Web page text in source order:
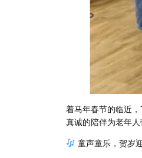
着马年春节的临近
真诚的陪伴为老年人
童声童乐，贺岁